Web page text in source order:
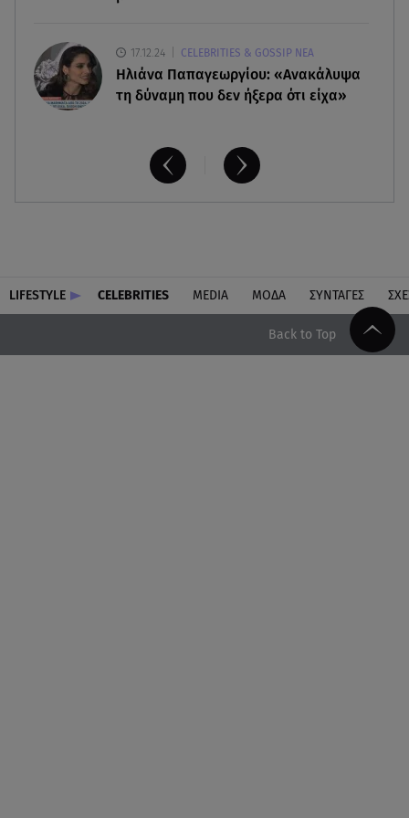
17.12.24 CELEBRITIES & GOSSIP ΝΕΑ
Ηλιάνα Παπαγεωργίου: «Ανακάλυψα
τη δύναμη που δεν ήξερα ότι είχα»
LIFESTYLE CELEBRITIES MEDIA ΜΟΔΑ ΣΥΝΤΑΓΕΣ
Back to Top